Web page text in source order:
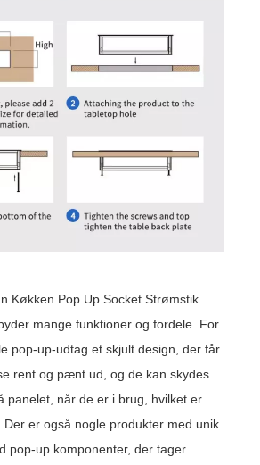
Køkken Pop Up Socket Strømstik
mange funktioner og fordele. For
pop-up-udtag et skjult design, der får
rent og pænt ud, og de kan skydes
panelet, når de er i brug, hvilket er
Der er også nogle produkter med unik
pop-up komponenter, der tager